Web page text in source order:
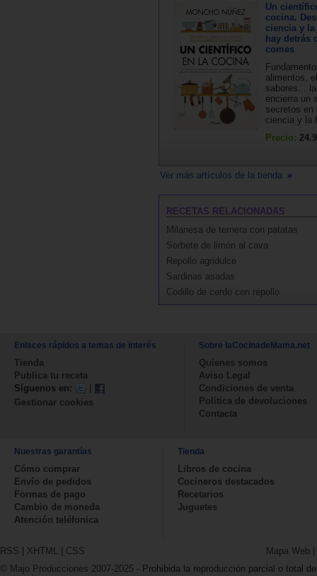
Un
cocina.
ciencia y
hay detrás
comes
alimentos,
sabores...
encierra un
secretos en
ciencia y la
Precio:
Ver más artículos de la tienda
RECETAS RELACIONADAS
Milanesa de ternera con patatas
Sorbete de limón al cava
Repollo agridulce
Sardinas asadas
Codillo de cerdo con repollo
Enlaces rápidos a temas de interés
Tienda
Publica tu receta
Síguenos en:
|
Gestionar cookies
Sobre laCocinadeMama.net
Quienes somos
Aviso Legal
Condiciones de venta
Política de devoluciones
Contacta
Nuestras garantías
Cómo comprar
Envío de pedidos
Formas de pago
Cambio de moneda
Atención teléfonica
Tienda
Libros de cocina
Cocineros destacados
Recetarios
Juguetes
RSS | XHTML | CSS Mapa Web |
© Majo Producciones 2007-2025 - Prohibida la reproducción parcial o total